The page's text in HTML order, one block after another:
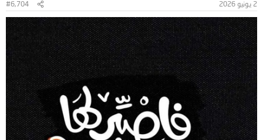
2 يونيو 2026 #6,704